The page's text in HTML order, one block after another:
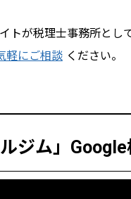
トが税理士事務所とし
軽にご相談 ください。
ジム」